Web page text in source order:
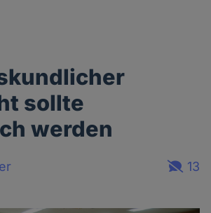
sollte
werden
13